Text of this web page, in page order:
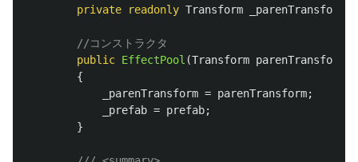
private
readonly Transform _parenTransform
//コンストラクタ
public EffectPool (Transform parenTransform
{
_parenTransform = parenTransform;
_prefab = prefab;
}